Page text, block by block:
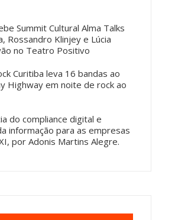
Summit Cultural Alma Talks
Rossandro Klinjey e Lúcia
no Teatro Positivo
Curitiba leva 16 bandas ao
Highway em noite de rock ao
do compliance digital e
informação para as empresas
por Adonis Martins Alegre.